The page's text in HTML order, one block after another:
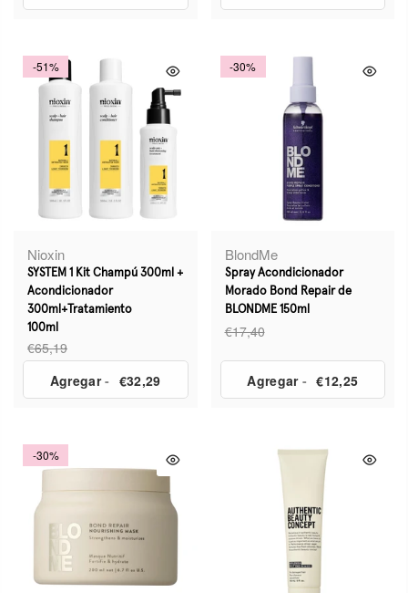
-51%
Nioxin
SYSTEM 1 Kit Champú 300ml +
Acondicionador
300ml+Tratamiento
100ml
€65,19
Agregar- €32,29
-30%
BlondMe
Spray Acondicionador
Morado Bond Repair de
BLONDME 150ml
€17,40
Agregar- €12,25
-30%